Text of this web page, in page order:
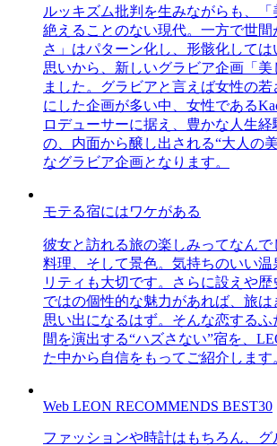
ルッキズム批判を生みながらも、
絶えることのない現代。一方で世間
さ」はパターン化し、形骸化して
思いから、新しいグラビア企画「
ました。グラビアと言えば女性の若
にした企画が多い中、女性である
ロデューサーに据え、豊かな人生
の、内面から醸し出される“大人の
なグラビア企画となります。
モテる宿にはワケがある
彼女と訪れる旅の楽しみってなん
料理、そして景色。気持ちのいい温
リティも大切です。さらに設えや
ではの個性的な魅力があれば、旅
思い出になるはず。そんな恋する
間を演出する“ハズさない”宿を、
た中から自信をもってご紹介します
Web LEON RECOMMENDS BEST30
ファッションや時計はもちろん、